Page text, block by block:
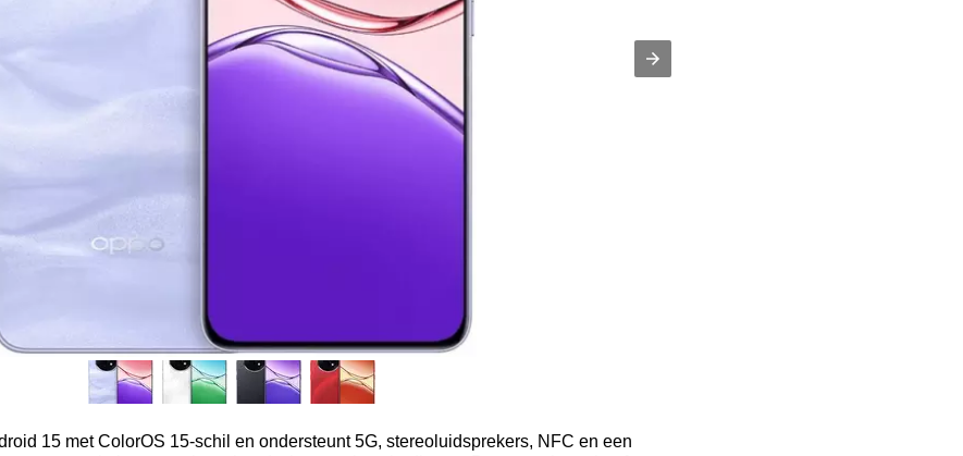
15 met ColorOS 15-schil en ondersteunt 5G, stereoluidsprekers, NFC en een